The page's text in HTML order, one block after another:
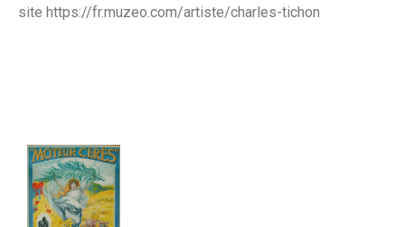
site https://fr.muzeo.com/artiste/charles-tichon